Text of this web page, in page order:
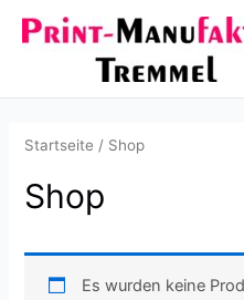
Inhalt
Startseite / Shop
Shop
Es wurden keine